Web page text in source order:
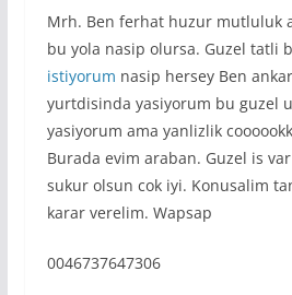
Mrh. Ben ferhat huzur mutluluk
bu yola nasip olursa. Guzel tatli
istiyorum nasip hersey Ben
yurtdisinda yasiyorum bu guzel
yasiyorum ama yanlizlik
Burada evim araban. Guzel is
sukur olsun cok iyi. Konusalim
karar verelim. Wapsap
0046737647306